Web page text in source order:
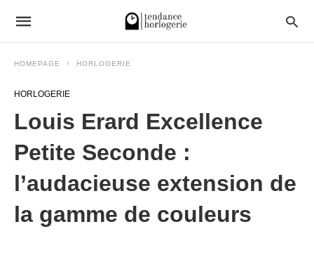
HOMEPAGE HORLOGERIE
HORLOGERIE
Louis Erard Excellence
Petite Seconde :
l’audacieuse extension de
la gamme de couleurs